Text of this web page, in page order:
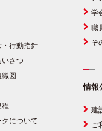
・行動指針
さつ
図
程
クについて
学
職
そ
情報
建
ご